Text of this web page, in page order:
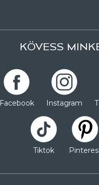
KÖVESS
Facebook Instagram
Tiktok